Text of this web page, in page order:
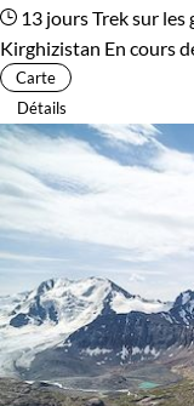
13 joursTrek sur les
Kirghizistan En cours
Carte
Détails